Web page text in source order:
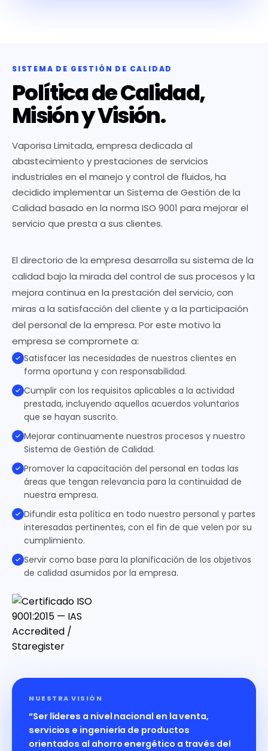
SISTEMA DE GESTIÓN DE CALIDAD
Política de Calidad,
Misión y Visión.
Vaporisa Limitada, empresa dedicada al
abastecimiento y prestaciones de servicios
industriales en el manejo y control de fluidos, ha
decidido implementar un Sistema de Gestión de la
Calidad basado en la norma ISO 9001 para mejorar el
servicio que presta a sus clientes.
El directorio de la empresa desarrolla su sistema de la
calidad bajo la mirada del control de sus procesos y la
mejora continua en la prestación del servicio, con
miras a la satisfacción del cliente y a la participación
del personal de la empresa. Por este motivo la
empresa se compromete a:
Satisfacer las necesidades de nuestros clientes en
forma oportuna y con responsabilidad.
Cumplir con los requisitos aplicables a la actividad
prestada, incluyendo aquellos acuerdos voluntarios
que se hayan suscrito.
Mejorar continuamente nuestros procesos y nuestro
Sistema de Gestión de Calidad.
Promover la capacitación del personal en todas las
áreas que tengan relevancia para la continuidad de
nuestra empresa.
Difundir esta política en todo nuestro personal y partes
interesadas pertinentes, con el fin de que velen por su
cumplimiento.
Servir como base para la planificación de los objetivos
de calidad asumidos por la empresa.
NUESTRA VISIÓN
“Ser líderes a nivel nacional en la venta,
servicios e ingeniería de productos
orientados al ahorro energético a través del